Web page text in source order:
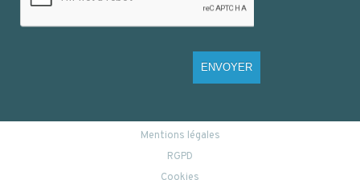
ENVOYER
Mentions légales
RGPD